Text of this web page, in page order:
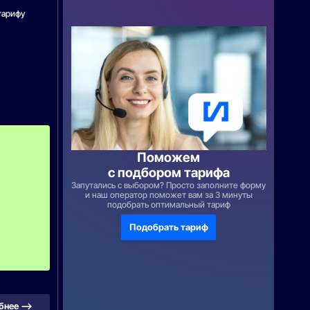
—>
Поможем
с подбором тарифа
Запутались с выбором? Просто заполните форму
и наш оператор поможет вам за 3 минуты
подобрать оптимальный тариф
Подобрать тариф